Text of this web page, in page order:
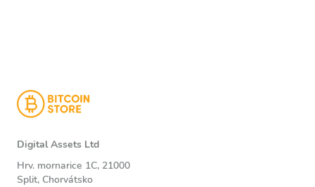
Digital Assets Ltd
Hrv. mornarice 1C, 21000
Split, Chorvátsko